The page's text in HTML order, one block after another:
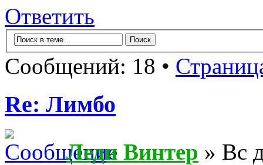
Ответить
Сообщений: 18 •
Re: Лимбо
Леди Винтер » Вс